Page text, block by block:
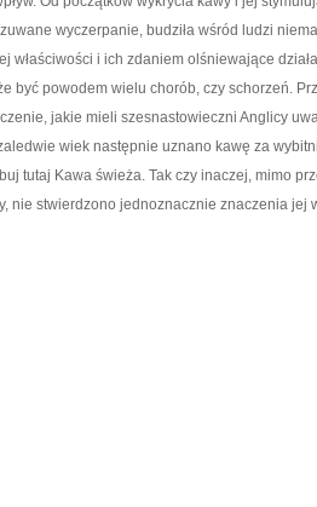
wyczerpanie, budziła wśród ludzi
właściwości i ich zdaniem olśniewające
być powodem wielu chorób, czy schorzeń.
jakie mieli szesnastowieczni Anglicy
wiek następnie uznano kawę za
tutaj Kawa świeża. Tak czy inaczej, mimo
nie stwierdzono jednoznacznie znaczenia jej